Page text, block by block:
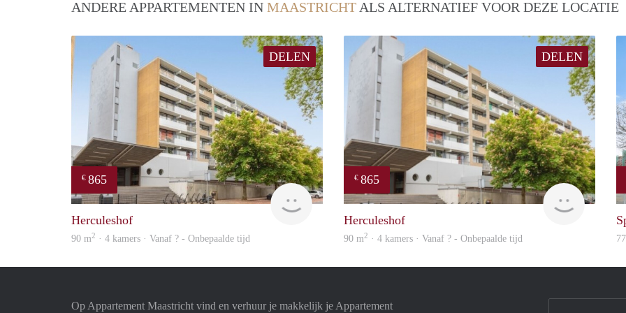
ANDERE APPARTEMENTEN IN MAASTRICHT ALS ALTERNATIEF VOOR DEZE LOCATIE
DELEN
€ 865
finder
Herculeshof
90 m2 · 4 kamers · Vanaf ? - Onbepaalde tijd
DELEN
€ 865
Woning
Herculeshof
90 m2 · 4 kamers · Vanaf ? - Onbepaalde tijd
Op Appartement Maastricht vind en verhuur je makkelijk je Appartement